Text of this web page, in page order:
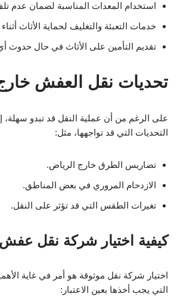
استخدام المعدات المناسبة لضمان عدم
خدمات التعبئة والتغليف لحماية الأثاث
تقديم التأمين على الأثاث في حال حدوث
تحديات نقل العفش
على الرغم من أن عملية النقل قد تبدو سهلة،
التحديات التي قد تواجهها، مثل:
تضاريس الطرق خارج الرياض.
الازدحام المروري في بعض المناطق.
تغيرات الطقس التي قد تؤثر على النقل.
كيفية اختيار شركة نقل
اختيار شركة نقل موثوقة هو أمر في غاية
التي يجب أخذها بعين الاعتبار: